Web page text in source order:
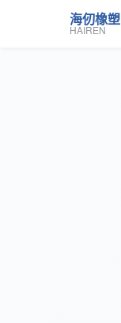
海仞橡塑
HAIREN